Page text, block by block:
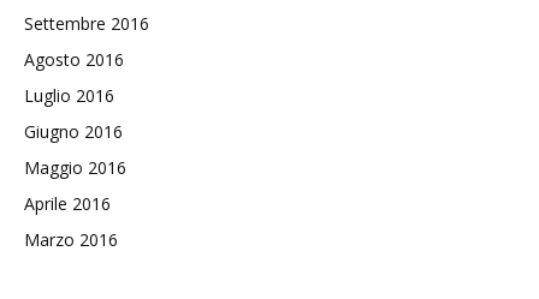
Settembre 2016
Agosto 2016
Luglio 2016
Giugno 2016
Maggio 2016
Aprile 2016
Marzo 2016